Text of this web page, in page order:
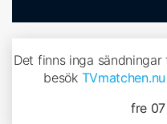
Det finns inga
besök TVmatchen.nu
fre